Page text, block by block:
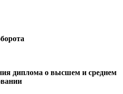
диплома о высшем и среднем